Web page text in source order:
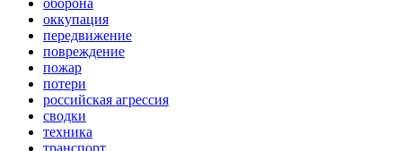
оккупация
передвижение
повреждение
пожар
потери
российская агрессия
сводки
техника
транспорт